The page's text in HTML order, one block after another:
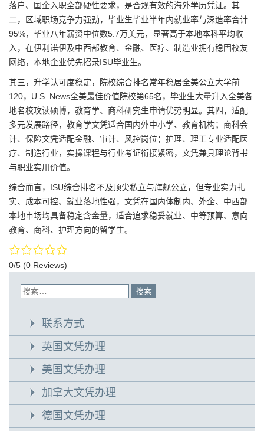
落户、国企入职全部硬性要求，是合规有效的海外学历凭证。其
二，区域职场竞争力强劲，毕业生毕业半年内就业率与深造率合计
95%，毕业八年薪资中位数5.7万美元，显著高于本地本科平均收
入，在伊利诺伊及中西部教育、金融、医疗、制造业拥有稳固校友
网络，本地企业优先招录ISU毕业生。
其三，升学认可度稳定，院校综合排名常年稳居全美公立大学前
120，U.S. News全美最佳价值院校第65名，毕业生大量升入全美各
地名校攻读硕博，教育学、商科研究生申请优势明显。其四，适配
多元发展路径，教育学文凭适合国内外中小学、教育机构；商科会
计、保险文凭适配金融、审计、风控岗位；护理、理工专业适配医
疗、制造行业，实操课程与行业考证衔接紧密，文凭兼具理论背书
与职业实用价值。
综合而言，ISU综合排名不及顶尖私立与旗舰公立，但专业实力扎
实、成本可控、就业落地性强，文凭在国内体制内、外企、中西部
本地市场均具备稳定含金量，适合追求稳妥就业、中等预算、意向
教育、商科、护理方向的留学生。
0/5 (0 Reviews)
联系方式
英国文凭办理
美国文凭办理
加拿大文凭办理
德国文凭办理